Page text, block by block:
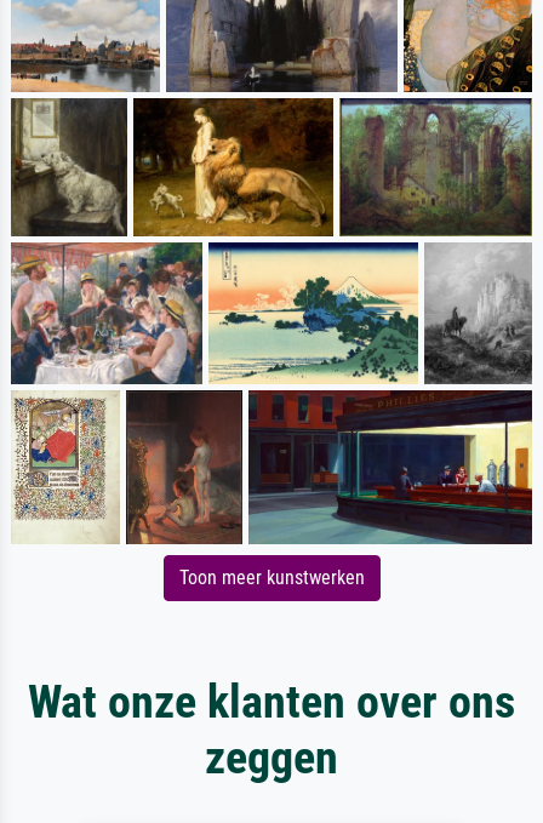
Toon meer kunstwerken
Wat onze klanten over ons
zeggen